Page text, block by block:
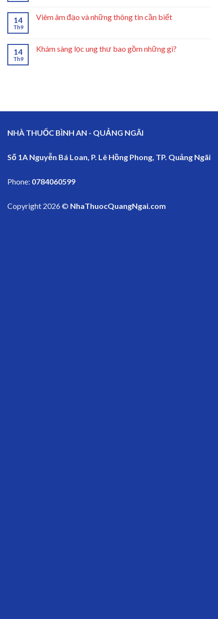
14
Th9
Viêm âm đạo và những thông tin cần biết
14
Th9
Khám sàng lọc ung thư bao gồm những gì?
NHÀ THUỐC BÌNH AN - QUẢNG NGÃI
Số 1A Nguyễn Bá Loan, P. Lê Hồng Phong, TP. Quảng Ngãi
Phone: 0784060599
Copyright 2026 © NhaThuocQuangNgai.com